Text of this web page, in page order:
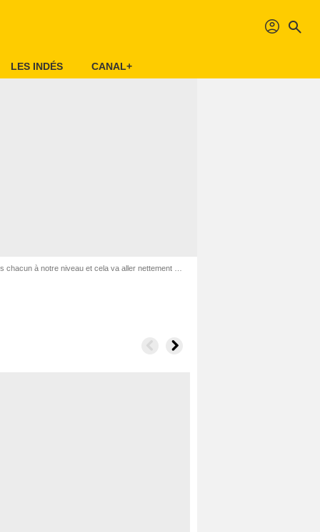
profil search
LES INDÉS CANAL+
à notre niveau et cela va aller nettement mieux !"